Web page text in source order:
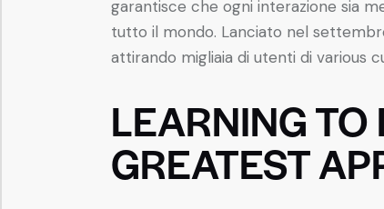
garantisce che ogni interazione sia
tutto il mondo. Lanciato nel
attirando migliaia di utenti di various
LEARNING
GREATEST